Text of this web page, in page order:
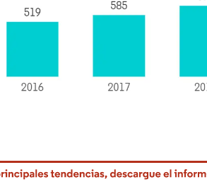
atribución según CC BY 4.0.